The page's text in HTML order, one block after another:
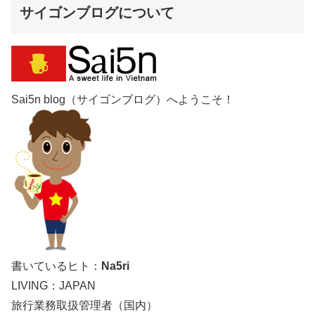
サイゴンブログについて
Sai5n blog（サイゴンブログ）へようこそ！
書いているヒト： Na5ri
LIVING：JAPAN
旅行業務取扱管理者（国内）